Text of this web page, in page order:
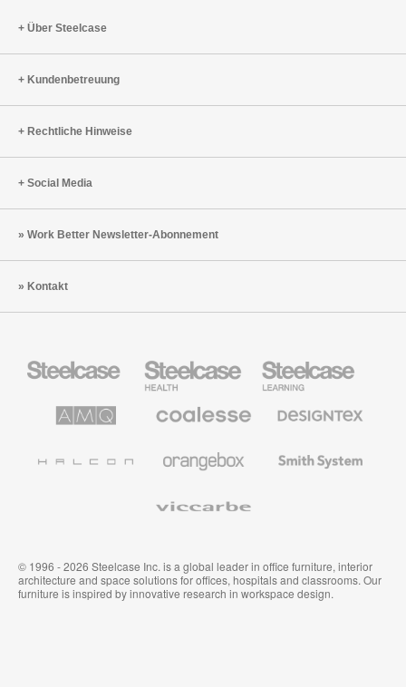
Über Steelcase
Kundenbetreuung
Rechtliche Hinweise
Social Media
Work Better Newsletter-Abonnement
Kontakt
Büromöbel
Health
Education
Möbel
Solutions
Büromöbel
Textilien
System
© 1996 - 2026 Steelcase Inc. is a global leader in office furniture, interior
architecture and space solutions for offices, hospitals and classrooms. Our
furniture is inspired by innovative research in workspace design.